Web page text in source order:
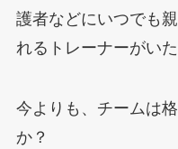
護者などにいつでも
れるトレーナーがい
今よりも、チームは
か？